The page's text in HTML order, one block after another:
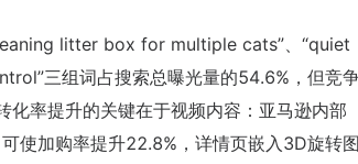
litter box for multiple cats”、“quiet
三组词占搜索总曝光量的54.6%，但竞
率提升的关键在于视频内容：亚马逊内部
使加购率提升22.8%，详情页嵌入3D旋转图